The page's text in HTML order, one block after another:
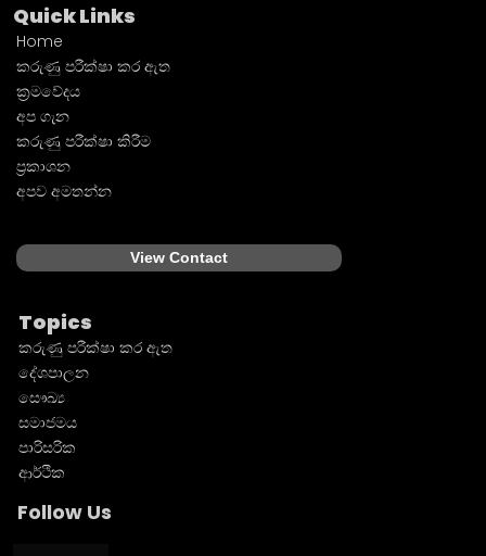
Quick Links
Home
කරුණු පරීක්ෂා කර ඇත
ක්‍රමවේදය
අප ගැන
කරුණු පරීක්ෂා කිරීම
ප්‍රකාශන
අපව අමතන්න
View Contact
Topics
කරුණු පරීක්ෂා කර ඇත
දේශපාලන
සෞඛ්‍ය
සමාජමය
පාරිසරික
ආර්ථික
Follow Us